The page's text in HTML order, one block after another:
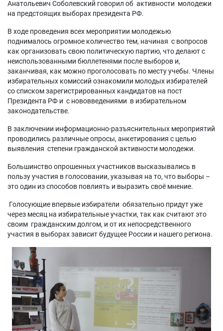
Анатольевич Соболевский говорил об активности молодежи
на предстоящих выборах президента РФ.
В ходе проведения всех мероприятии молодежью
поднималось огромное количество тем, начиная с вопросов
как организовать свою политическую партию, что делают с
неиспользованными бюллетенями после выборов и,
заканчивая, как можно проголосовать по месту учебы. Члены
избирательных комиссий ознакомили молодых избирателей
со списком зарегистрированных кандидатов на пост
Президента РФ и с нововведениями в избирательном
законодательстве.
В заключении информационно-разъяснительных мероприятий
проводились различные опросы, анкетирования с целью
выявления степени гражданской активности молодежи.
Большинство опрошенных участников высказывались в
пользу участия в голосовании, указывая на то, что выборы –
это один из способов повлиять и выразить своё мнение.
Голосующие впервые избиратели обязательно придут уже
через месяц на избирательные участки, так как считают это
своим гражданским долгом, и от их непосредственного
участия в выборах зависит будущее России и нашего региона.